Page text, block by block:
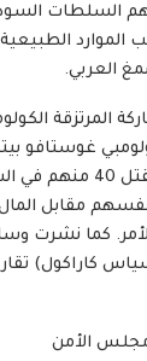
السلطات
الطبيعية
العربي.
المرتزقة
غوستافو
الكولومبيين،
مقابل
كما نشرت
كاراكول)
الأمن